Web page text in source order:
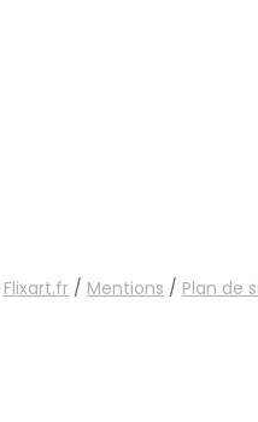
Flixart.fr / Mentions / Plan de